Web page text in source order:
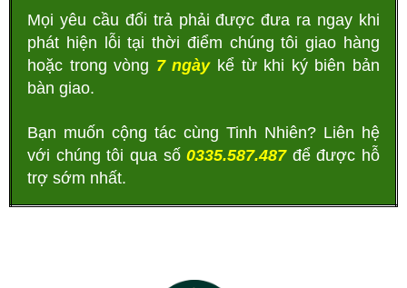
Mọi yêu cầu đổi trả phải được đưa ra ngay khi
phát hiện lỗi tại thời điểm chúng tôi giao hàng
hoặc trong vòng 7 ngàykể từ khi ký biên bản
bàn giao.
Bạn muốn cộng tác cùng Tinh Nhiên? Liên hệ
với chúng tôi qua số0335.587.487để được hỗ
trợ sớm nhất.